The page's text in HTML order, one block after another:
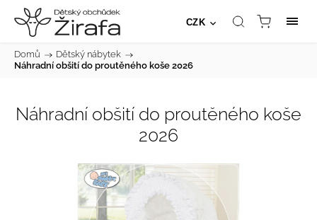
CZK
Domů / Dětský nábytek /
Náhradní obšití do proutěného koše 2026
Náhradní obšití do proutěného koše
2026